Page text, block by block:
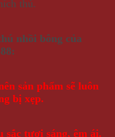
thú.
nhồi bông của
sản phẩm sẽ luôn
bị xẹp.
tươi sáng, êm ái.